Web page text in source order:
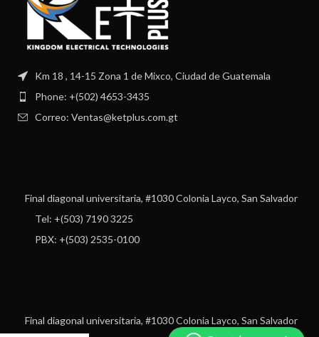
Km 18 , 14-15 Zona 1 de Mixco, Ciudad de Guatemala
Phone: +(502) 4653-3435
Correo: Ventas@ketplus.com.gt
Final diagonal universitaria, #1030 Colonia Layco, San Salvador
Tel: +(503) 7190 3225
PBX: +(503) 2535-0100
Final diagonal universitaria, #1030 Colonia Layco, San Salvador